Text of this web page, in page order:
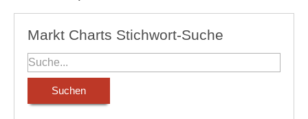
Markt Charts Stichwort-Suche